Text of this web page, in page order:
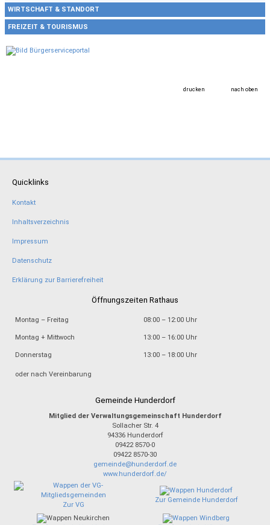
WIRTSCHAFT & STANDORT
FREIZEIT & TOURISMUS
drucken nach oben
Quicklinks
Kontakt
Inhaltsverzeichnis
Impressum
Datenschutz
Erklärung zur Barrierefreiheit
Öffnungszeiten Rathaus
Montag – Freitag 08:00 – 12:00 Uhr
Montag + Mittwoch 13:00 – 16:00 Uhr
Donnerstag 13:00 – 18:00 Uhr
oder nach Vereinbarung
Gemeinde Hunderdorf
Mitglied der Verwaltungsgemeinschaft Hunderdorf
Sollacher Str. 4
94336 Hunderdorf
09422 8570-0
09422 8570-30
gemeinde@hunderdorf.de
www.hunderdorf.de/
Zur VG
Zur Gemeinde Hunderdorf